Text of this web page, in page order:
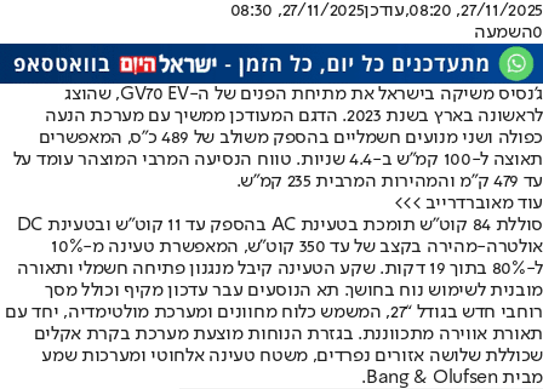
27/11/2025, 08:20
,עודכן27/11/2025, 08:30
0השמעה
ג’נסיס משיקה בישראל את מתיחת הפנים של ה-GV70 EV, שהוצג
לראשונה בארץ בשנת 2023. הדגם המעודכן ממשיך עם מערכת הנעה
כפולה ושני מנועים חשמליים בהספק משולב של 489 כ”ס, המאפשרים
תאוצה ל-100 קמ”ש ב-4.4 שניות. טווח הנסיעה המרבי המוצהר עומד על
עד 479 ק”מ והמהירות המרבית 235 קמ”ש.
עוד מאוברדרייב >>>
סוללת 84 קוט”ש תומכת בטעינת AC בהספק עד 11 קוט”ש ובטעינת DC
אולטרה-מהירה בקצב של עד 350 קוט”ש, המאפשרת טעינה מ-10%
ל-80% בתוך 19 דקות. שקע הטעינה קיבל מנגנון פתיחה חשמלי ותאורה
מובנית לשימוש נוח בחושך. תא הנוסעים עבר עדכון מקיף וכולל מסך
רוחבי חדש בגודל “27, המשמש כלוח מחוונים ומערכת מולטימדיה, יחד עם
תאורת אווירה מתכווננת. בגזרת הנוחות מוצעת מערכת בקרת אקלים
שכוללת שלושה אזורים נפרדים, משטח טעינה אלחוטי ומערכות שמע
מבית Bang & Olufsen.